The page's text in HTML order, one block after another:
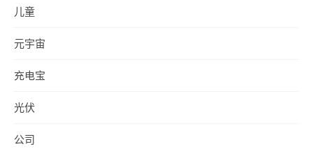
儿童
元宇宙
充电宝
光伏
公司